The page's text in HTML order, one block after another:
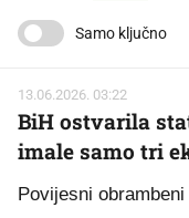
Samo ključno
13.06.2026. 03:22
BiH ostvarila
imale samo tri
Povijesni